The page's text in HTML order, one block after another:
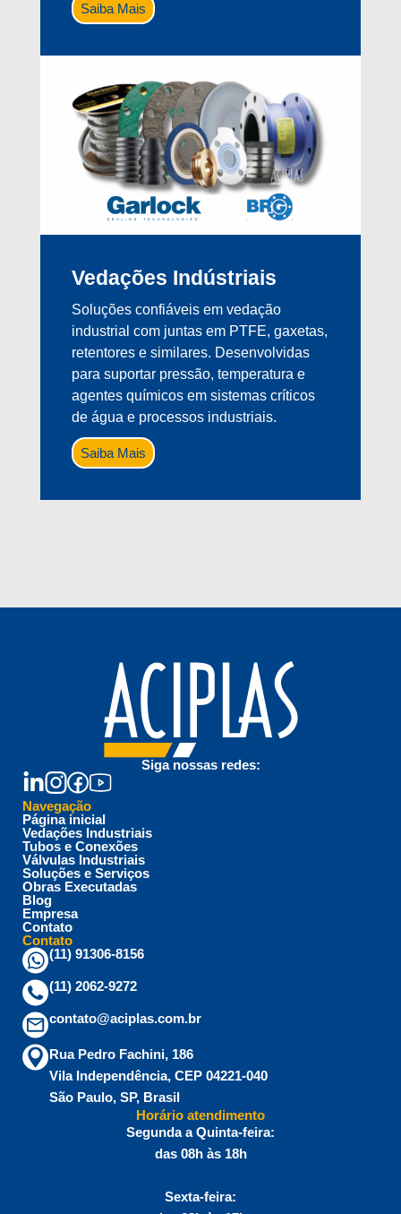
Saiba Mais
Vedações Indústriais
Soluções confiáveis em vedação
industrial com juntas em PTFE, gaxetas,
retentores e similares. Desenvolvidas
para suportar pressão, temperatura e
agentes químicos em sistemas críticos
de água e processos industriais.
Saiba Mais
Siga nossas redes:
Navegação
Página inicial
Vedações Industriais
Tubos e Conexões
Válvulas Industriais
Soluções e Serviços
Obras Executadas
Blog
Empresa
Contato
Contato
(11) 91306-8156
(11) 2062-9272
contato@aciplas.com.br
Rua Pedro Fachini, 186
Vila Independência, CEP 04221-040
São Paulo, SP, Brasil
Horário atendimento
Segunda a Quinta-feira:
das 08h às 18h
Sexta-feira: